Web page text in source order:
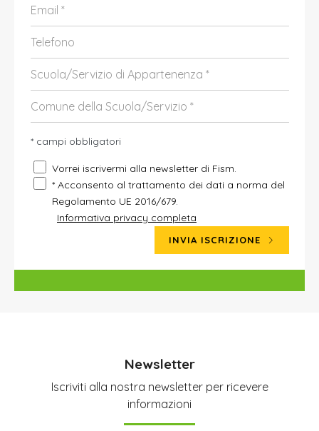
* campi obbligatori
Vorrei iscrivermi alla newsletter di Fism.
* Acconsento al trattamento dei dati a norma del
Regolamento UE 2016/679.
Informativa privacy completa
INVIA ISCRIZIONE
Newsletter
Iscriviti alla nostra newsletter per ricevere
informazioni